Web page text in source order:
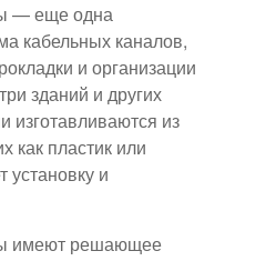
— еще одна
кабельных каналов,
и организации
зданий и других
из
как пластик или
и
имеют решающее